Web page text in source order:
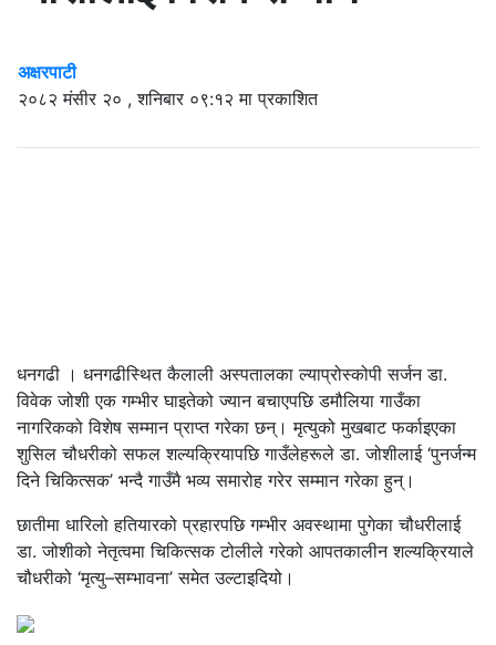
अक्षरपाटी
२०८२ मंसीर २० , शनिबार ०९:१२ मा प्रकाशित
धनगढी । धनगढीस्थित कैलाली अस्पतालका ल्याप्रोस्कोपी सर्जन डा.
विवेक जोशी एक गम्भीर घाइतेको ज्यान बचाएपछि डमौलिया गाउँका
नागरिकको विशेष सम्मान प्राप्त गरेका छन्। मृत्युको मुखबाट फर्काइएका
शुसिल चौधरीको सफल शल्यक्रियापछि गाउँलेहरूले डा. जोशीलाई ‘पुनर्जन्म
दिने चिकित्सक’ भन्दै गाउँमै भव्य समारोह गरेर सम्मान गरेका हुन्।
छातीमा धारिलो हतियारको प्रहारपछि गम्भीर अवस्थामा पुगेका चौधरीलाई
डा. जोशीको नेतृत्वमा चिकित्सक टोलीले गरेको आपतकालीन शल्यक्रियाले
चौधरीको ‘मृत्यु–सम्भावना’ समेत उल्टाइदियो।